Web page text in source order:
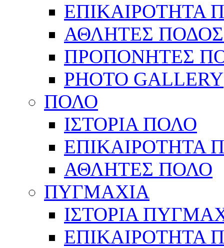
ΕΠΙΚΑΙΡΟΤΗΤΑ
ΑΘΛΗΤΕΣ
ΠΡΟΠΟΝΗΤΕΣ
PHOTO GALLERY
ΠΟΛΟ
ΙΣΤΟΡΙΑ ΠΟΛΟ
ΕΠΙΚΑΙΡΟΤΗΤΑ
ΑΘΛΗΤΕΣ ΠΟΛΟ
ΠΥΓΜΑΧΙΑ
ΙΣΤΟΡΙΑ
ΕΠΙΚΑΙΡΟΤΗΤΑ